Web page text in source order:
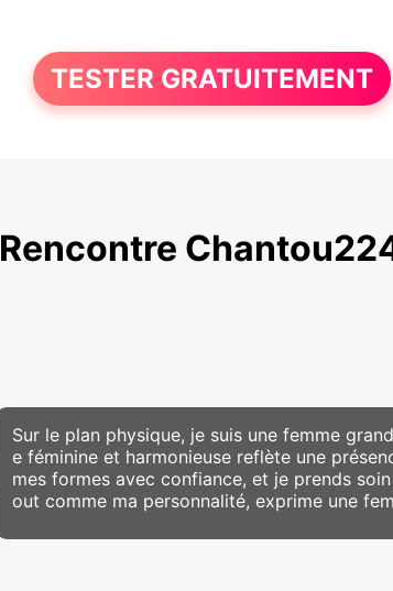
TESTER GRATUITEMENT
Rencontre
Sur le plan physique, je suis une femme
e féminine et harmonieuse reflète une
mes formes avec confiance, et je prends
out comme ma personnalité, exprime une